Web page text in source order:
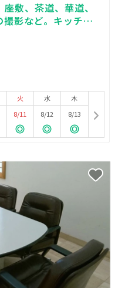
敷、茶道、華道、
影など。キッチン
使用可能
火
8/11
水
8/12
木
8/13